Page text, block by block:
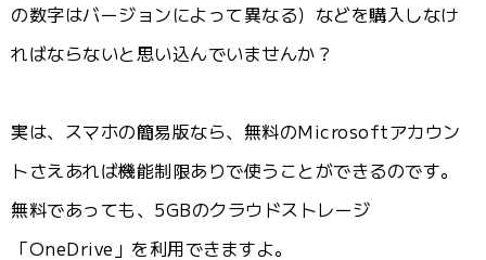
の数字はバージョンによって異なる）などを購入しなけ
ればならないと思い込んでいませんか？
実は、スマホの簡易版なら、無料のMicrosoftアカウン
トさえあれば機能制限ありで使うことができるのです。
無料であっても、5GBのクラウドストレージ
「OneDrive」を利用できますよ。